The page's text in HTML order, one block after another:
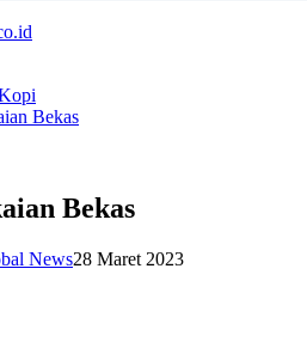
Bekas
Bekas
News28 Maret 2023